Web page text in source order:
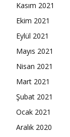
Kasım 2021
Ekim 2021
Eylül 2021
Mayıs 2021
Nisan 2021
Mart 2021
Şubat 2021
Ocak 2021
Aralık 2020